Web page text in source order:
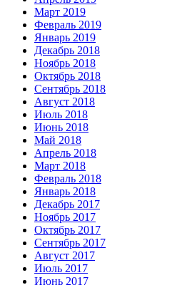
Март 2019
Февраль 2019
Январь 2019
Декабрь 2018
Ноябрь 2018
Октябрь 2018
Сентябрь 2018
Август 2018
Июль 2018
Июнь 2018
Май 2018
Апрель 2018
Март 2018
Февраль 2018
Январь 2018
Декабрь 2017
Ноябрь 2017
Октябрь 2017
Сентябрь 2017
Август 2017
Июль 2017
Июнь 2017